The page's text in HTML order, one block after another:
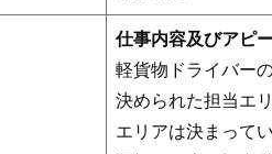
仕事内容及びアピ
軽貨物ドライバー
決められた担当エ
エリアは決まって